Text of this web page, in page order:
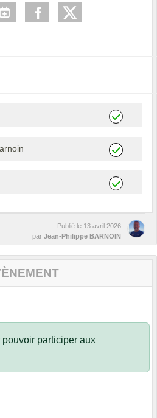
Publié le 13 avril 2026
par Jean-Philippe BARNOIN
pouvoir participer aux